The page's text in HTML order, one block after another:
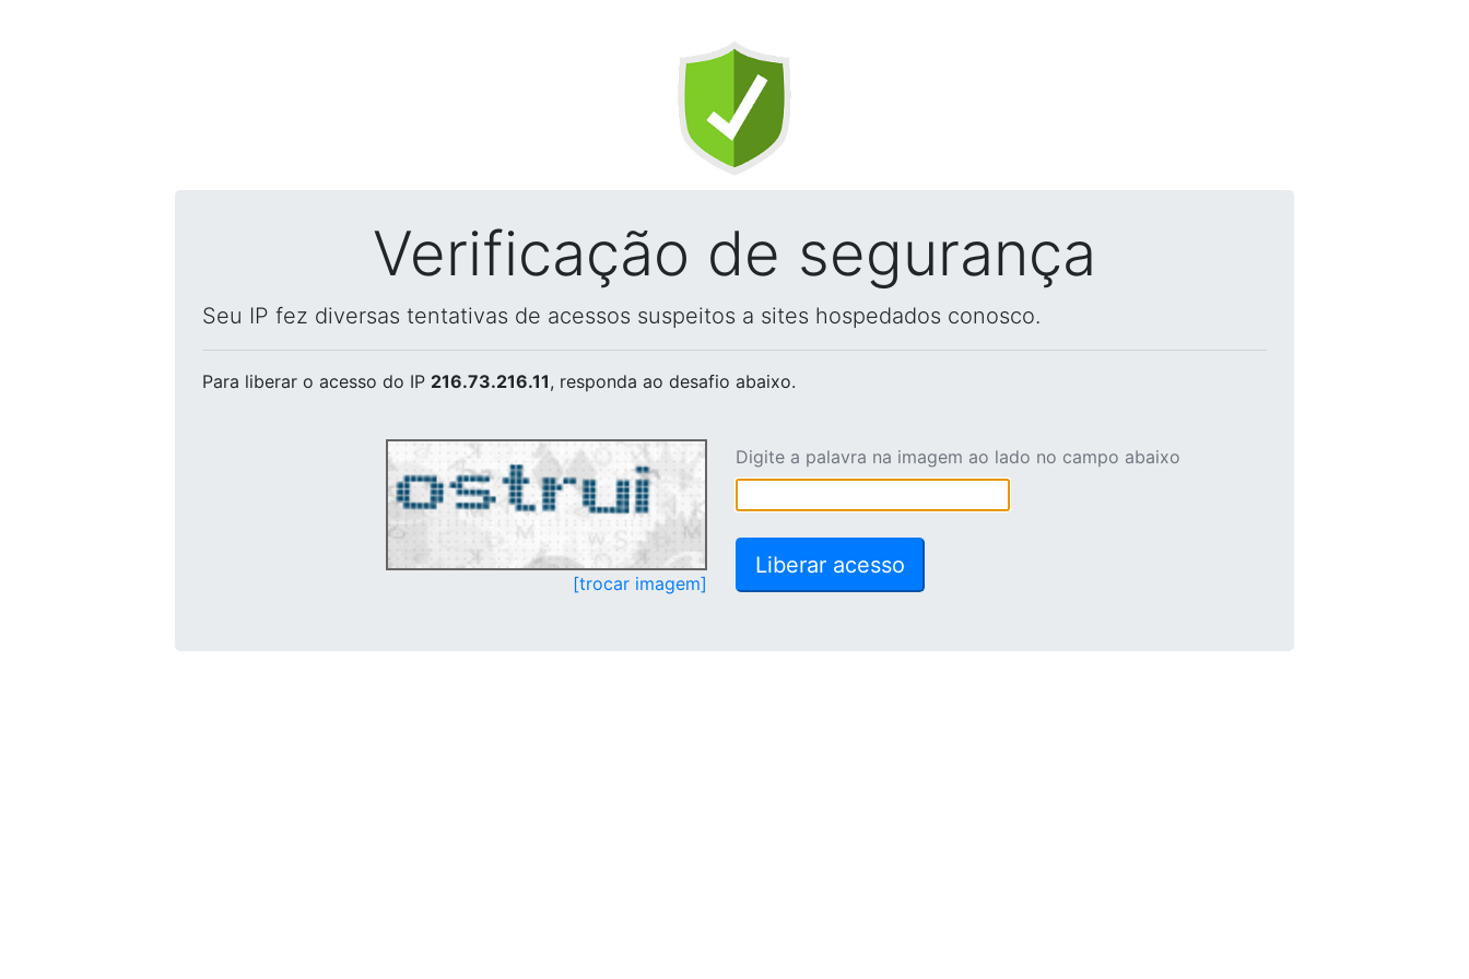
Verificação de segurança
Seu IP fez diversas tentativas de acessos suspeitos a sites hospedados conosco.
Para liberar o acesso do IP 216.73.216.11, responda ao desafio abaixo.
[trocar imagem]
Digite a palavra na imagem ao lado no campo abaixo